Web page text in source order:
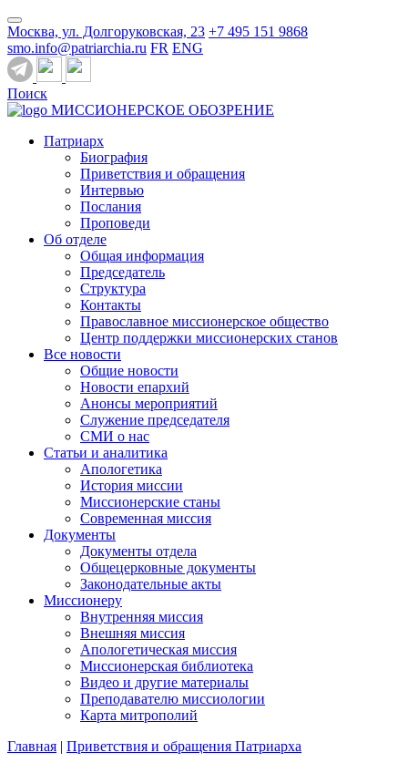
Москва, ул. Долгоруковская, 23 +7 495 151 9868
smo.info@patriarchia.ru FR ENG
Поиск
МИССИОНЕРСКОЕ ОБОЗРЕНИЕ
Патриарх
Биография
Приветствия и обращения
Интервью
Послания
Проповеди
Об отделе
Общая информация
Председатель
Структура
Контакты
Православное миссионерское общество
Центр поддержки миссионерских станов
Все новости
Общие новости
Новости епархий
Анонсы мероприятий
Служение председателя
СМИ о нас
Статьи и аналитика
Апологетика
История миссии
Миссионерские станы
Современная миссия
Документы
Документы отдела
Общецерковные документы
Законодательные акты
Миссионеру
Внутренняя миссия
Внешняя миссия
Апологетическая миссия
Миссионерская библиотека
Видео и другие материалы
Преподавателю миссиологии
Карта митрополий
Главная | Приветствия и обращения Патриарха